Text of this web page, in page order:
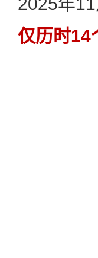
仅历时14